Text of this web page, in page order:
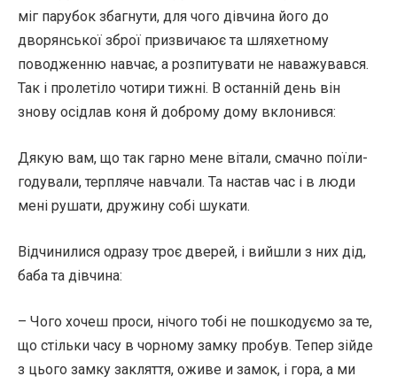
міг парубок збагнути, для чого дівчина його до
дворянської зброї призвичаює та шляхетному
поводженню навчає, а розпитувати не наважувався.
Так і пролетіло чотири тижні. В останній день він
знову осідлав коня й доброму дому вклонився:
Дякую вам, що так гарно мене вітали, смачно поїли-
годували, терпляче навчали. Та настав час і в люди
мені рушати, дружину собі шукати.
Відчинилися одразу троє дверей, і вийшли з них дід,
баба та дівчина:
– Чого хочеш проси, нічого тобі не пошкодуємо за те,
що стільки часу в чорному замку пробув. Тепер зійде
з цього замку закляття, оживе и замок, і гора, а ми